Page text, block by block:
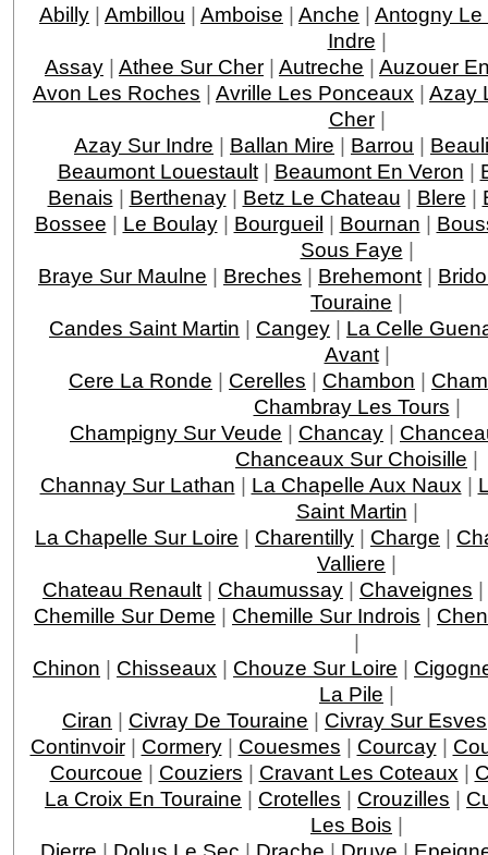
Abilly | Ambillou | Amboise | Anche | Antogny Le
Indre |
Assay | Athee Sur Cher | Autreche | Auzouer
Avon Les Roches | Avrille Les Ponceaux | Azay
Cher|
Azay Sur Indre | Ballan Mire | Barrou |
Beaumont Louestault| Beaumont En Veron |
Benais | Berthenay| Betz Le Chateau | Blere |
Bossee | Le Boulay| Bourgueil | Bournan |
Sous Faye |
Braye Sur Maulne | Breches | Brehemont |
Touraine |
Candes Saint Martin | Cangey | La Celle
Avant|
Cere La Ronde | Cerelles | Chambon |
Chambray Les Tours |
Champigny Sur Veude | Chancay |
Chanceaux Sur Choisille |
Channay Sur Lathan | La Chapelle Aux Naux |
Saint Martin |
La Chapelle Sur Loire | Charentilly | Charge |
Valliere |
Chateau Renault | Chaumussay | Chaveignes |
Chemille Sur Deme | Chemille Sur Indrois |
|
Chinon | Chisseaux | Chouze Sur Loire |
La Pile |
Ciran | Civray De Touraine | Civray Sur Esves
Continvoir| Cormery| Couesmes | Courcay|
Courcoue | Couziers | Cravant Les Coteaux |
La Croix En Touraine | Crotelles | Crouzilles |
Les Bois |
Dierre | Dolus Le Sec | Drache | Druye |